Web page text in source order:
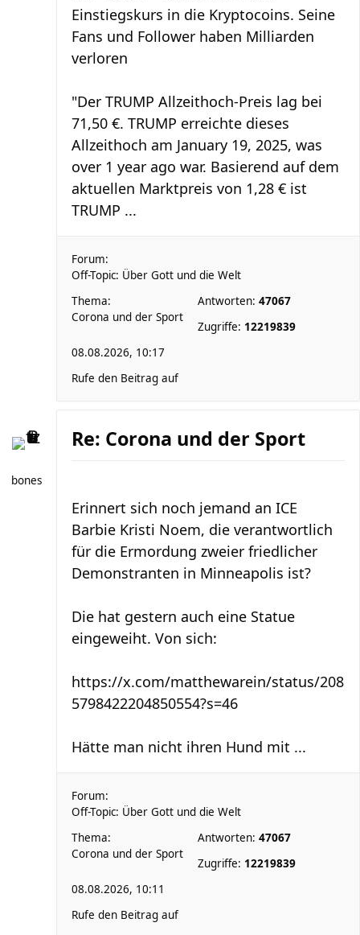
Einstiegskurs in die Kryptocoins. Seine
Fans und Follower haben Milliarden
verloren
"Der TRUMP Allzeithoch-Preis lag bei
71,50 €. TRUMP erreichte dieses
Allzeithoch am January 19, 2025, was
over 1 year ago war. Basierend auf dem
aktuellen Marktpreis von 1,28 € ist
TRUMP ...
Forum:
Off-Topic: Über Gott und die Welt
Thema:
Corona und der Sport
Antworten: 47067
Zugriffe: 12219839
08.08.2026, 10:17
Rufe den Beitrag auf
bones
Re: Corona und der Sport
Erinnert sich noch jemand an ICE
Barbie Kristi Noem, die verantwortlich
für die Ermordung zweier friedlicher
Demonstranten in Minneapolis ist?
Die hat gestern auch eine Statue
eingeweiht. Von sich:
https://x.com/matthewarein/status/208
5798422204850554?s=46
Hätte man nicht ihren Hund mit ...
Forum:
Off-Topic: Über Gott und die Welt
Thema:
Corona und der Sport
Antworten: 47067
Zugriffe: 12219839
08.08.2026, 10:11
Rufe den Beitrag auf